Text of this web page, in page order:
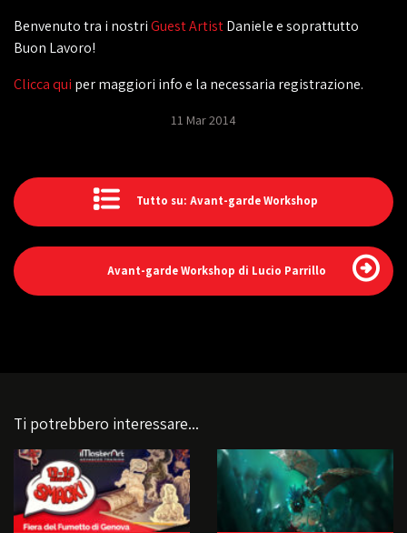
Benvenuto tra i nostriGuest ArtistDaniele e soprattutto
Buon Lavoro!
Clicca qui per maggiori info e la necessaria registrazione.
11 Mar 2014
Tutto su: Avant-garde Workshop
Avant-garde Workshop di Lucio Parrillo
Ti potrebbero interessare...